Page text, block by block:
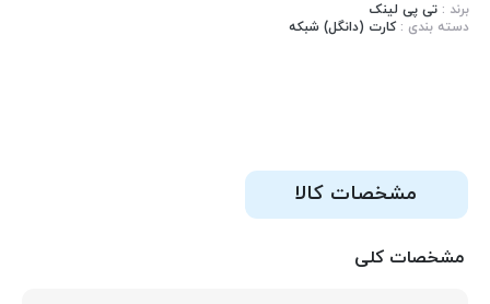
برند :تی پی لینک
دسته بندی :کارت (دانگل) شبکه
مشخصات کالا
مشخصات کلی